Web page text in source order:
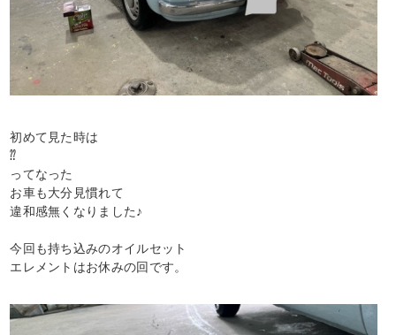
初めて見た時は
⁇
ってなった
お車も大分見慣れて
違和感無くなりました♪
今回も持ち込みのオイルセット
エレメントはお休みの回です。